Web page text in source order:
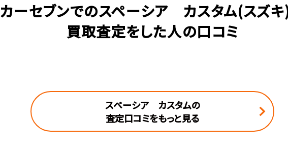
カーセブンでのスペーシア カスタム(スズ
買取査定をした人の口コミ
スペーシア カスタムの
査定口コミをもっと見る